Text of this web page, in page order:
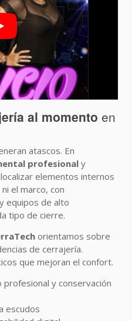
al momento en
atascos. En
profesional y
elementos internos
el marco, con
equipos de alto
tipo de cierre.
orientamos sobre
de cerrajería.
que mejoran el confort.
profesional y conservación
escudos